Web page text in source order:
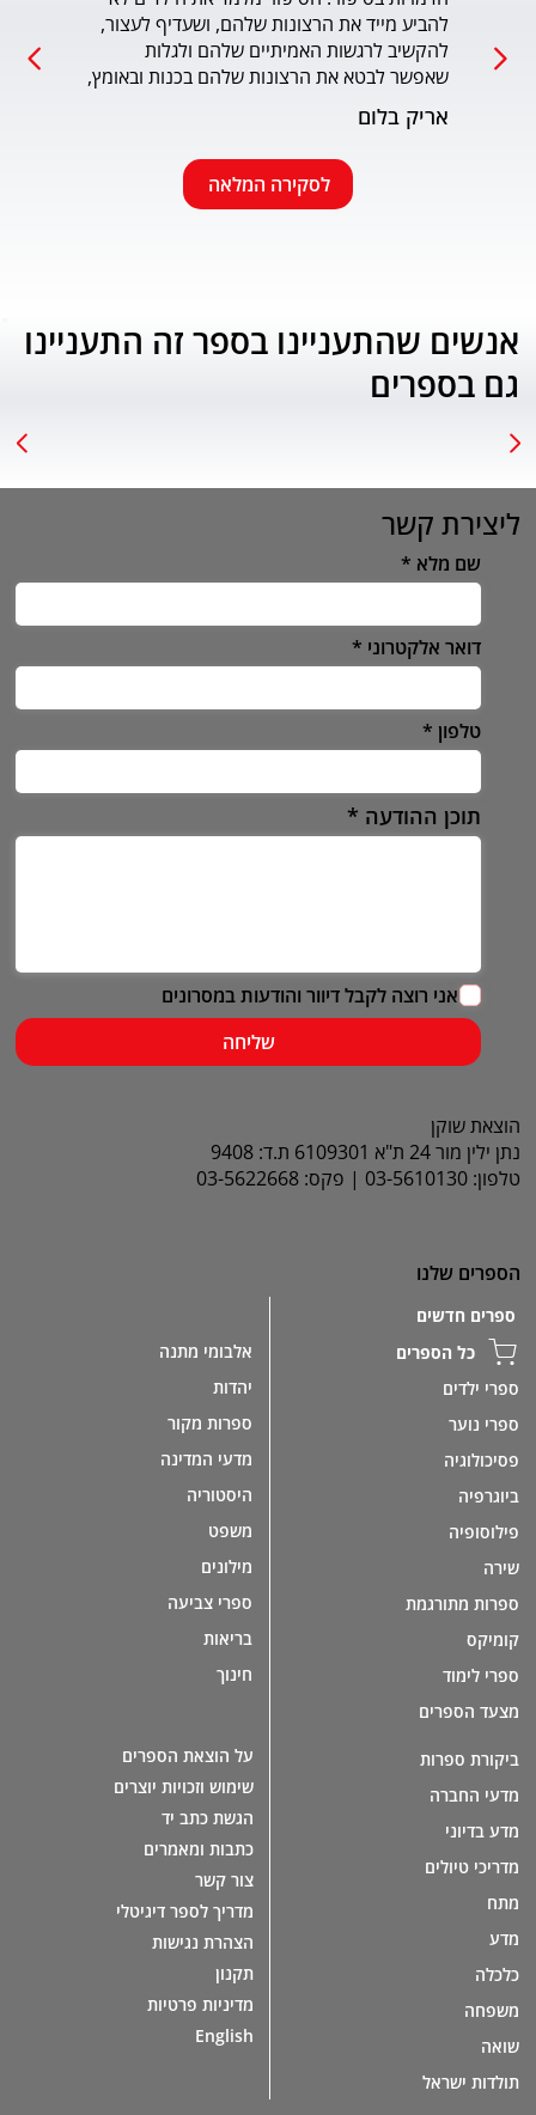
להקשיב לרגשות האמיתיים שלהם ולגלות
ורגשית בגובה העיניים של הילדים. מומלץ בחום.
אריק בלום
לסקירה המלאה
אנשים שהתעניינו בספר זה התעניינו
גם בספרים
ליצירת קשר
שם מלא
דואר אלקטרוני
טלפון
תוכן ההודעה
אני רוצה לקבל דיוור והודעות במסרונים
שליחה
הוצאת שוקן
נתן ילין מור 24 ת"א 6109301 ת.ד: 9408
טלפון: 03-5610130 | פקס: 03-5622668
הספרים שלנו
ספרים חדשים
כל הספרים
ספרי ילדים
ספרי נוער
פסיכולוגיה
ביוגרפיה
פילוסופיה
שירה
ספרות מתורגמת
קומיקס
ספרי לימוד
מצעד הספרים
ביקורת ספרות
מדעי החברה
מדע בדיוני
מדריכי טיולים
מתח
מדע
כלכלה
משפחה
שואה
תולדות ישראל
אלבומי מתנה
יהדות
ספרות מקור
מדעי המדינה
היסטוריה
משפט
מילונים
ספרי צביעה
בריאות
חינוך
על הוצאת הספרים
שימוש וזכויות יוצרים
הגשת כתב יד
כתבות ומאמרים
צור קשר
מדריך לספר דיגיטלי
הצהרת נגישות
תקנון
מדיניות פרטיות
English